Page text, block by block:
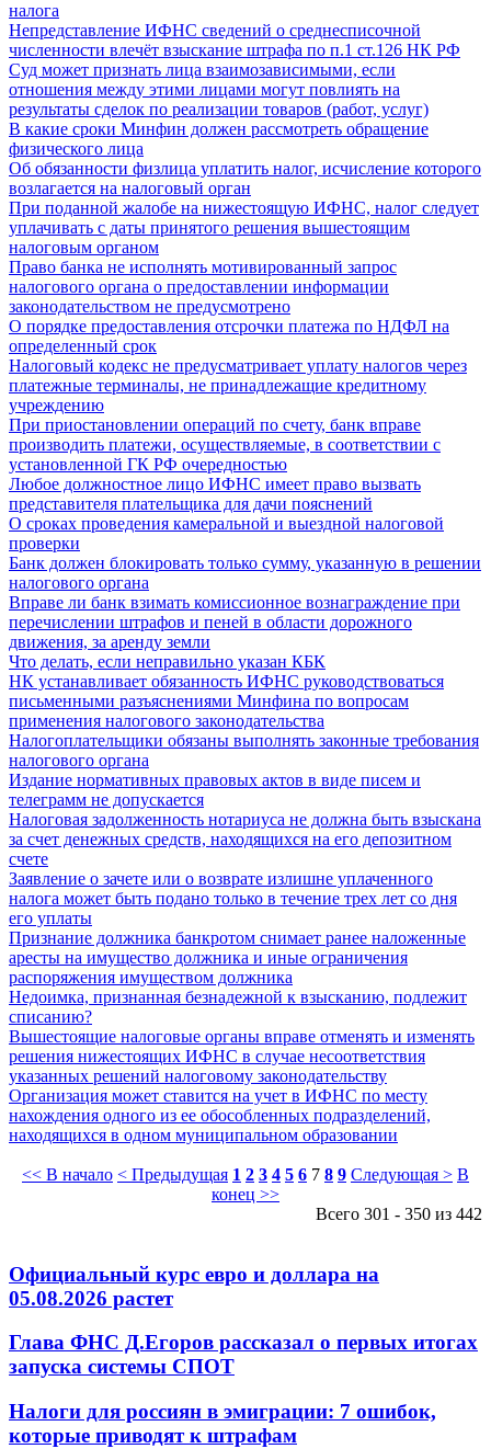
налога
Непредставление ИФНС сведений о среднесписочной
численности влечёт взыскание штрафа по п.1 ст.126 НК РФ
Суд может признать лица взаимозависимыми, если
отношения между этими лицами могут повлиять на
результаты сделок по реализации товаров (работ, услуг)
В какие сроки Минфин должен рассмотреть обращение
физического лица
Об обязанности физлица уплатить налог, исчисление которого
возлагается на налоговый орган
При поданной жалобе на нижестоящую ИФНС, налог следует
уплачивать с даты принятого решения вышестоящим
налоговым органом
Право банка не исполнять мотивированный запрос
налогового органа о предоставлении информации
законодательством не предусмотрено
О порядке предоставления отсрочки платежа по НДФЛ на
определенный срок
Налоговый кодекс не предусматривает уплату налогов через
платежные терминалы, не принадлежащие кредитному
учреждению
При приостановлении операций по счету, банк вправе
производить платежи, осуществляемые, в соответствии с
установленной ГК РФ очередностью
Любое должностное лицо ИФНС имеет право вызвать
представителя плательщика для дачи пояснений
О сроках проведения камеральной и выездной налоговой
проверки
Банк должен блокировать только сумму, указанную в решении
налогового органа
Вправе ли банк взимать комиссионное вознаграждение при
перечислении штрафов и пеней в области дорожного
движения, за аренду земли
Что делать, если неправильно указан КБК
НК устанавливает обязанность ИФНС руководствоваться
письменными разъяснениями Минфина по вопросам
применения налогового законодательства
Налогоплательщики обязаны выполнять законные требования
налогового органа
Издание нормативных правовых актов в виде писем и
телеграмм не допускается
Налоговая задолженность нотариуса не должна быть взыскана
за счет денежных средств, находящихся на его депозитном
счете
Заявление о зачете или о возврате излишне уплаченного
налога может быть подано только в течение трех лет со дня
его уплаты
Признание должника банкротом снимает ранее наложенные
аресты на имущество должника и иные ограничения
распоряжения имуществом должника
Недоимка, признанная безнадежной к взысканию, подлежит
списанию?
Вышестоящие налоговые органы вправе отменять и изменять
решения нижестоящих ИФНС в случае несоответствия
указанных решений налоговому законодательству
Организация может ставится на учет в ИФНС по месту
нахождения одного из ее обособленных подразделений,
находящихся в одном муниципальном образовании
<< В начало < Предыдущая 1 2 3 4 5 6 7 8 9 Следующая > В
конец >>
Всего 301 - 350 из 442
Официальный курс евро и доллара на
05.08.2026 растет
Глава ФНС Д.Егоров рассказал о первых итогах
запуска системы СПОТ
Налоги для россиян в эмиграции: 7 ошибок,
которые приводят к штрафам